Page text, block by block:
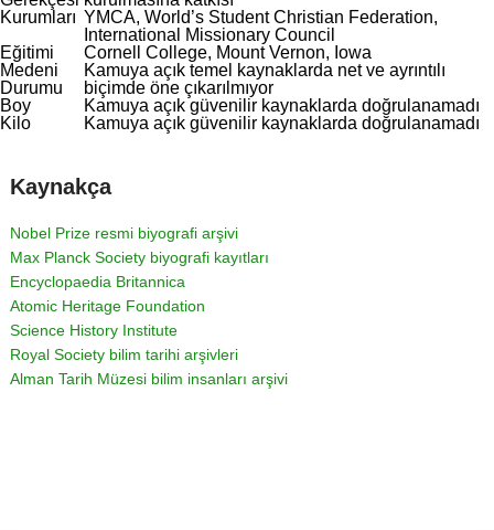
Kurumları YMCA, World’s Student Christian Federation,
International Missionary Council
Eğitimi
Cornell College, Mount Vernon, Iowa
Medeni
Durumu
Kamuya açık temel kaynaklarda net ve ayrıntılı
biçimde öne çıkarılmıyor
Boy
Kamuya açık güvenilir kaynaklarda doğrulanamadı
Kilo
Kamuya açık güvenilir kaynaklarda doğrulanamadı
Kaynakça
Nobel Prize resmi biyografi arşivi
Max Planck Society biyografi kayıtları
Encyclopaedia Britannica
Atomic Heritage Foundation
Science History Institute
Royal Society bilim tarihi arşivleri
Alman Tarih Müzesi bilim insanları arşivi